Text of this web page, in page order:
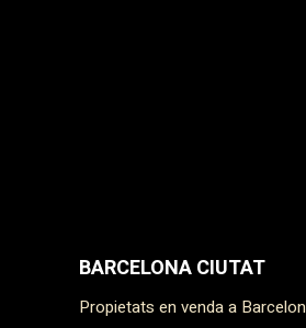
BARCELONA CIUTAT
Propietats en venda a